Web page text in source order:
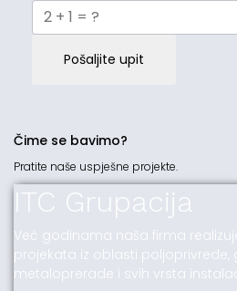
Pošaljite upit
Čime se bavimo?
Pratite naše uspješne projekte.
ITC Grupacija
Već godinama naša firma
projekata iz oblasti poljoprivrede,
metaloprerade i svih vrsta